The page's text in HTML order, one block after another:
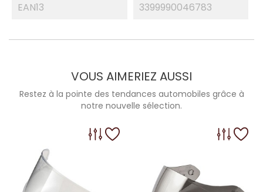
EAN13 3399990046783
VOUS AIMERIEZ AUSSI
Restez à la pointe des tendances automobiles grâce à
notre nouvelle sélection.